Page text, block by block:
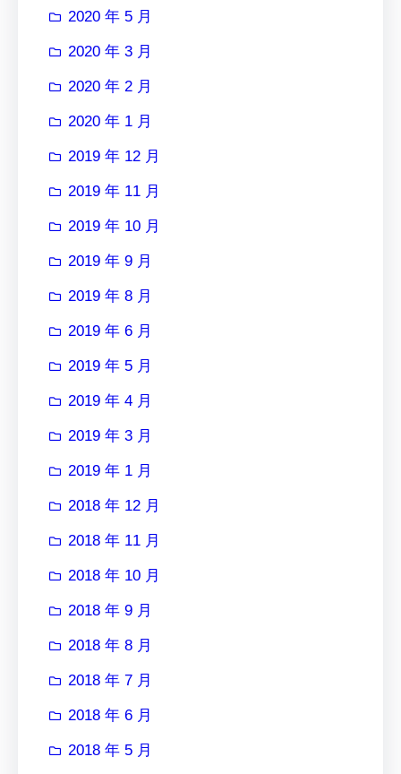
2020 年 5 月
2020 年 3 月
2020 年 2 月
2020 年 1 月
2019 年 12 月
2019 年 11 月
2019 年 10 月
2019 年 9 月
2019 年 8 月
2019 年 6 月
2019 年 5 月
2019 年 4 月
2019 年 3 月
2019 年 1 月
2018 年 12 月
2018 年 11 月
2018 年 10 月
2018 年 9 月
2018 年 8 月
2018 年 7 月
2018 年 6 月
2018 年 5 月